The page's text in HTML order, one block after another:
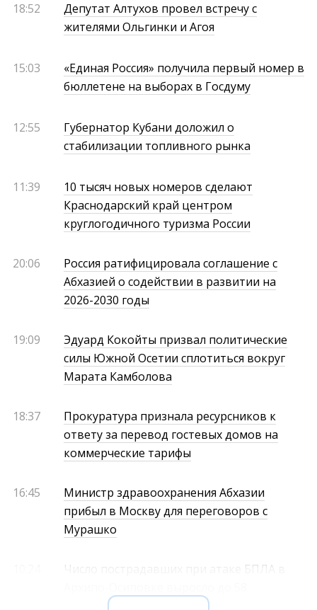
18:52
Депутат Алтухов провел встречу с
жителями Ольгинки и Агоя
15:03
«Единая Россия» получила первый номер в
бюллетене на выборах в Госдуму
12:55
Губернатор Кубани доложил о
стабилизации топливного рынка
11:39
10 тысяч новых номеров сделают
Краснодарский край центром
круглогодичного туризма России
20:06
Россия ратифицировала соглашение с
Абхазией о содействии в развитии на
2026-2030 годы
19:09
Эдуард Кокойты призвал политические
силы Южной Осетии сплотиться вокруг
Марата Камболова
18:37
Прокуратура признала ресурсников к
ответу за перевод гостевых домов на
коммерческие тарифы
16:45
Министр здравоохранения Абхазии
прибыл в Москву для переговоров с
Мурашко
Число пострадавших при атаке БПЛА в